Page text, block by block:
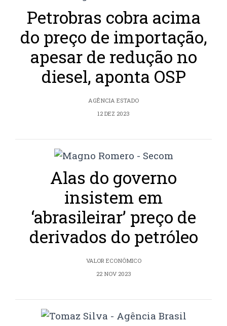
Petrobras cobra acima
do preço de importação,
apesar de redução no
diesel, aponta OSP
AGÊNCIA ESTADO
12 DEZ 2023
Alas do governo
insistem em
‘abrasileirar’ preço de
derivados do petróleo
VALOR ECONÔMICO
22 NOV 2023